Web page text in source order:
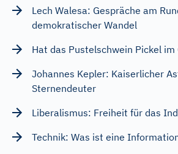
Lech Walesa: Gespräche am
demokratischer Wandel
Hat das Pustelschwein Pickel im
Johannes Kepler: Kaiserlicher
Sternendeuter
Liberalismus: Freiheit für das
Technik: Was ist eine